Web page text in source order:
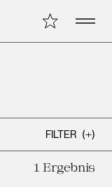
Meine Open
FILTER ( )
1 Ergebnis